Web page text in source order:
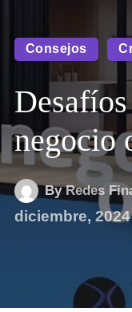
Consejos
negocio
ByRedes
diciembre, 2024